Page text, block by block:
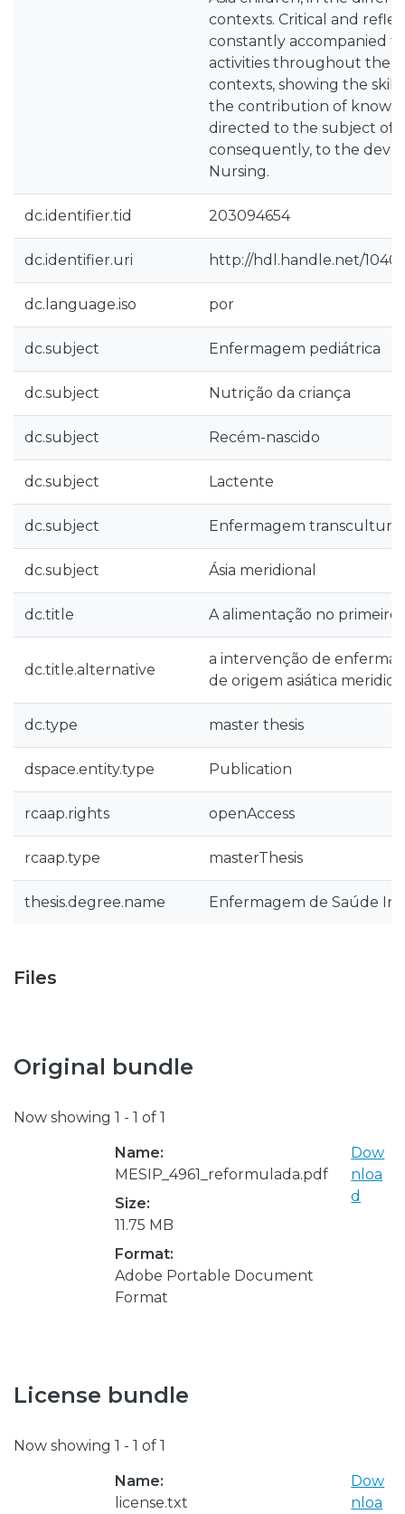
contexts. Critical and
constantly accompanied
activities throughout the
contexts, showing the
the contribution of
directed to the subject of
consequently, to the
Nursing.
dc.identifier.tid 203094654
dc.identifier.uri http://hdl.handle.net/
dc.language.iso por
dc.subject Enfermagem pediátrica
dc.subject Nutrição da criança
dc.subject Recém-nascido
dc.subject Lactente
dc.subject Enfermagem transcultural
dc.subject Ásia meridional
dc.title A alimentação no primeiro
dc.title.alternative
a intervenção de
de origem asiática
dc.type master thesis
dspace.entity.type Publication
rcaap.rights openAccess
rcaap.type masterThesis
thesis.degree.name Enfermagem de Saúde
Files
Original bundle
Now showing 1 - 1 of 1
Name:
MESIP_4961_reformulada.pdf
Size:
11.75 MB
Format:
Adobe Portable Document
Format
Dow
nloa
d
License bundle
Now showing 1 - 1 of 1
Name:
license.txt
Dow
nloa